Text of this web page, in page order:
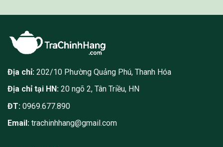
Địa chỉ: 202/10 Phường Quảng Phú, Thanh Hóa
Địa chỉ tại HN: 20 ngõ 2, Tân Triều, HN
ĐT: 0969.677.890
Email: trachinhhang@gmail.com